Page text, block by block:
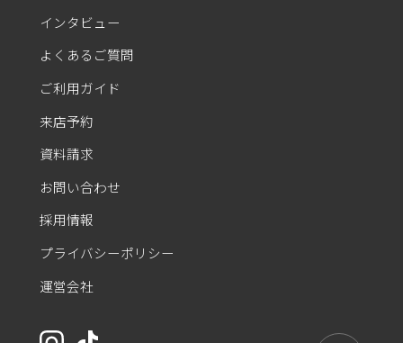
インタビュー
よくあるご質問
ご利用ガイド
来店予約
資料請求
お問い合わせ
採用情報
プライバシーポリシー
運営会社